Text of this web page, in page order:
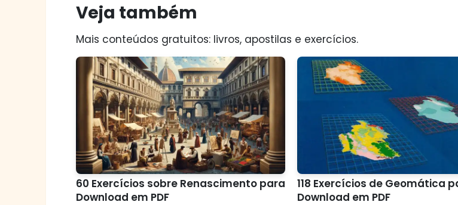
Veja também
Mais conteúdos gratuitos: livros, apostilas e exercícios.
60 Exercícios sobre Renascimento para
Download em PDF
118 Exercícios de Geomática
Download em PDF